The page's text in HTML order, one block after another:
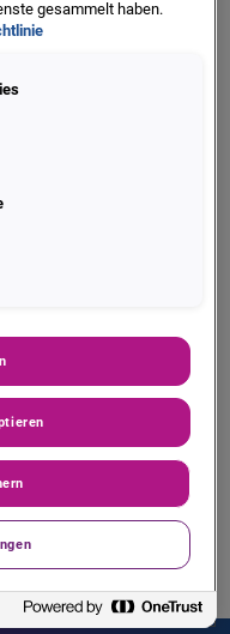
in Informationen
und die dadurch
gesammelt haben.